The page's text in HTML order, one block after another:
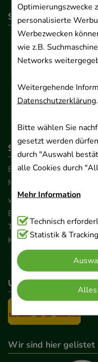
Optimierungszwecke
personalisierte
Werbezwecken
wie z.B.
Networks
Weitergehende
Datenschutzerklärung.
Bitte wählen Sie
gesetzt werden
durch "Auswahl
alle Cookies durch
Mehr Information
Technisch Notwendig:
Cookies, die für die
Website notwendig
Warenkorb,
verzichtet werden
Komfort:Diese
Einkaufserlebnis
Besuchers oder
Verhaltensweisen
Technisch
Statistik & Tracking
Alles
So können Sie
So erreichen Sie uns
Beratung und
Montag - Freitag von
www.ApoSalis.de· E-
Ernst-August-Platz 2 ·
Telefon 0511 89 71 80
Kontaktformular
Unser
Wir sind hier gelistet